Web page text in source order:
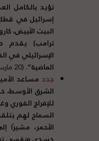
تؤيد بالكامل
إسرائيل في
البيت الأبيض،
ترامب) يقدم
الإسرائيلي في
الماضية”.(20 مارس 2025)
جدد مساعد
الشرق الأوسط،
للإفراج الفوري
السماح لهم
الأحمر،